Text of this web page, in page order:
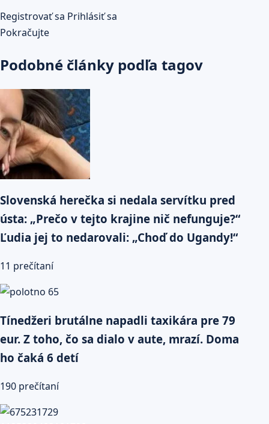
Registrovať sa Prihlásiť sa
Pokračujte
Podobné články podľa tagov
Slovenská herečka si nedala servítku pred
ústa: „Prečo v tejto krajine nič nefunguje?“
Ľudia jej to nedarovali: „Choď do Ugandy!“
11 prečítaní
Tínedžeri brutálne napadli taxikára pre 79
eur. Z toho, čo sa dialo v aute, mrazí. Doma
ho čaká 6 detí
190 prečítaní